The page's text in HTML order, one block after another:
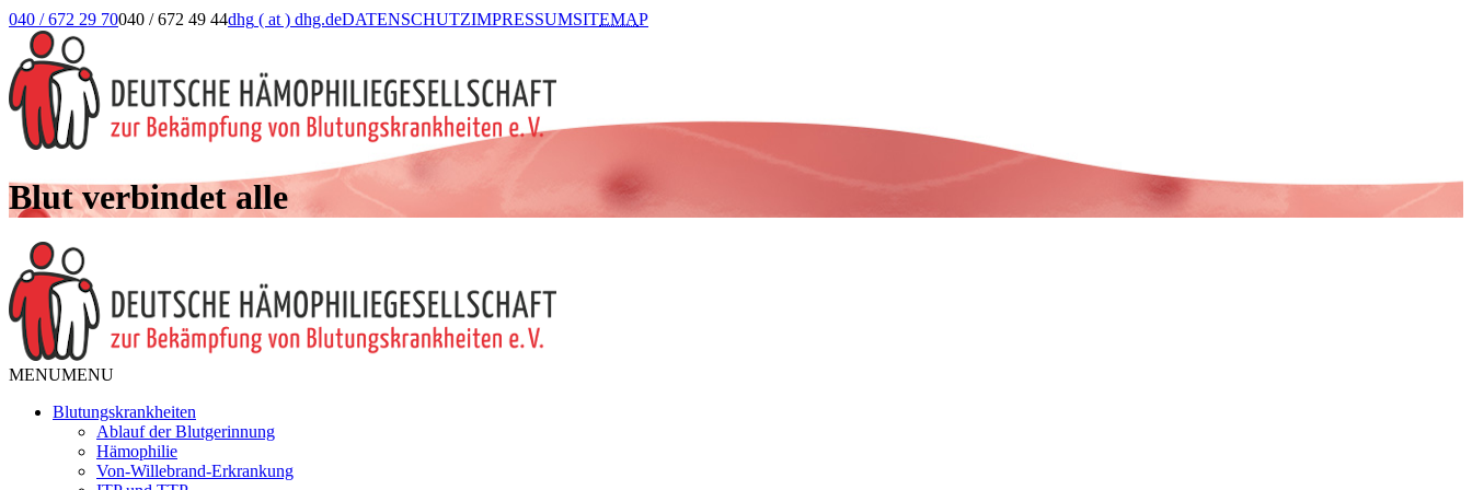
040 / 672 29 70040 / 672 49 44dhg ( at ) dhg.deDATENSCHUTZIMPRESSUMSITEMAP
Blut verbindet alle
MENUMENU
Blutungskrankheiten
Ablauf der Blutgerinnung
Hämophilie
Von-Willebrand-Erkrankung